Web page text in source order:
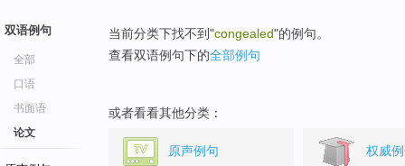
双语例句
全部
口语
书面语
论文
当前分类下找不到"congealed"的例句。
查看双语例句下的全部例句
或者看看其他分类：
原声例句 权威